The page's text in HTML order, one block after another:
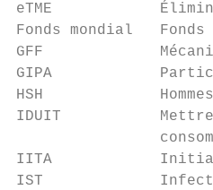
eTME
Fonds mondial
GFF
GIPA
HSH             Hommes
IDUIT           Mettre
IITA
IST